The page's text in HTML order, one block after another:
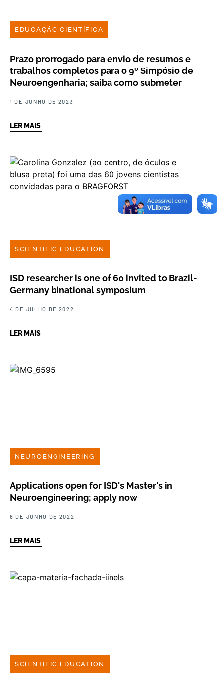
EDUCAÇÃO CIENTÍFICA
Prazo prorrogado para envio de resumos e
trabalhos completos para o 9º Simpósio de
Neuroengenharia; saiba como submeter
1 DE JUNHO DE 2023
LER MAIS
SCIENTIFIC EDUCATION
ISD researcher is one of 60 invited to Brazil-
Germany binational symposium
4 DE JULHO DE 2022
LER MAIS
NEUROENGINEERING
Applications open for ISD's Master's in
Neuroengineering; apply now
6 DE JUNHO DE 2022
LER MAIS
SCIENTIFIC EDUCATION